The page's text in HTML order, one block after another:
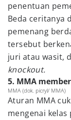
penentuan
Beda ceritanya
pemenang
tersebut
juri atau wasit,
knockout.
5. MMA
MMA (dok. picryl/ MMA)
Aturan MMA
mengenai